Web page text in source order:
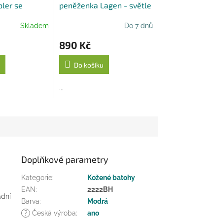
se
Skladem
peněženka Lagen - světle
Do 7 dnů
890 Kč
Do košíku
...
Doplňkové parametry
Kategorie:
Kožené batohy
EAN:
2222BH
Barva:
Modrá
?
Česká výroba:
ano